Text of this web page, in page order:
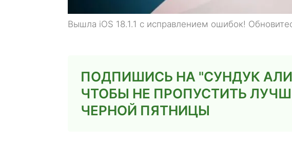
Вышла iOS 18.1.1 с исправлением ошибок!
ПОДПИШИСЬ НА "СУНДУК
ЧТОБЫ НЕ ПРОПУСТИТЬ
ЧЕРНОЙ ПЯТНИЦЫ